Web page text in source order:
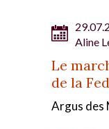
Aline
Le
de la Fed
Argus des